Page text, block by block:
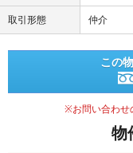
取引形態 仲介
この
※お問い合わせ
物